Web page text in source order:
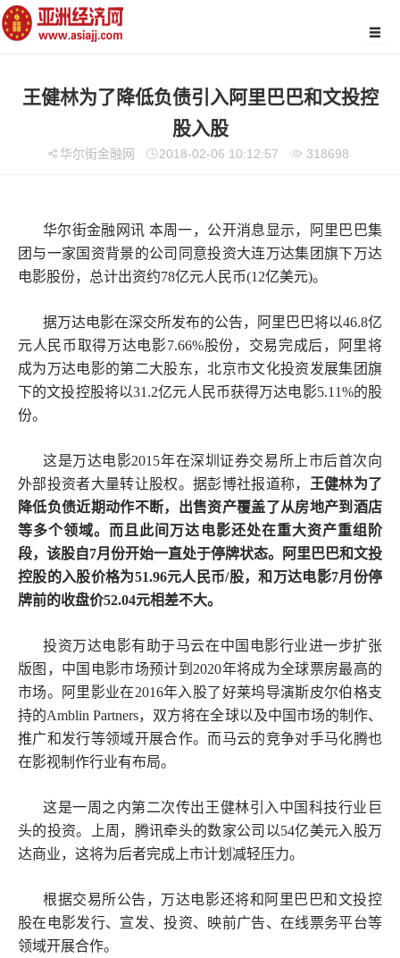
王健林为了降低负债引入阿里巴巴和文投控
股入股
华尔街金融网 2018-02-06 10:12:57 318698
华尔街金融网讯 本周一，公开消息显示，阿里巴巴集
团与一家国资背景的公司同意投资大连万达集团旗下万达
电影股份，总计出资约78亿元人民币(12亿美元)。
据万达电影在深交所发布的公告，阿里巴巴将以46.8亿
元人民币取得万达电影7.66%股份，交易完成后，阿里将
成为万达电影的第二大股东，北京市文化投资发展集团旗
下的文投控股将以31.2亿元人民币获得万达电影5.11%的股
份。
这是万达电影2015年在深圳证券交易所上市后首次向
外部投资者大量转让股权。据彭博社报道称，
王健林为了
降低负债近期动作不断，出售资产覆盖了从房地产到酒店
等多个领域。而且此间万达电影还处在重大资产重组阶
段，该股自7月份开始一直处于停牌状态。阿里巴巴和文投
控股的入股价格为51.96元人民币/股，和万达电影7月份停
牌前的收盘价52.04元相差不大。
投资万达电影有助于马云在中国电影行业进一步扩张
版图，中国电影市场预计到2020年将成为全球票房最高的
市场。阿里影业在2016年入股了好莱坞导演斯皮尔伯格支
持的Amblin Partners，双方将在全球以及中国市场的制作、
推广和发行等领域开展合作。而马云的竞争对手马化腾也
在影视制作行业有布局。
这是一周之内第二次传出王健林引入中国科技行业巨
头的投资。上周，腾讯牵头的数家公司以54亿美元入股万
达商业，这将为后者完成上市计划减轻压力。
根据交易所公告，万达电影还将和阿里巴巴和文投控
股在电影发行、宣发、投资、映前广告、在线票务平台等
领域开展合作。